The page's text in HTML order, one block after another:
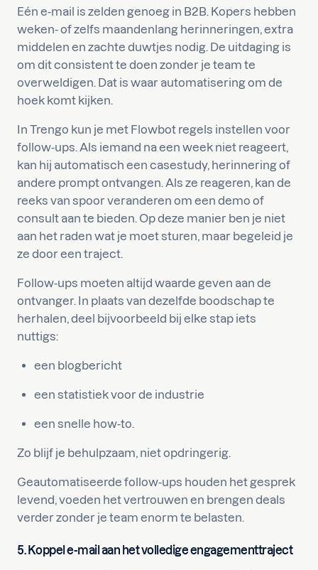
Eén e-mail is zelden genoeg in B2B. Kopers hebben
weken- of zelfs maandenlang herinneringen, extra
middelen en zachte duwtjes nodig. De uitdaging is
om dit consistent te doen zonder je team te
overweldigen. Dat is waar automatisering om de
hoek komt kijken.
In Trengo kun je met Flowbot regels instellen voor
follow-ups. Als iemand na een week niet reageert,
kan hij automatisch een casestudy, herinnering of
andere prompt ontvangen. Als ze reageren, kan de
reeks van spoor veranderen om een demo of
consult aan te bieden. Op deze manier ben je niet
aan het raden wat je moet sturen, maar begeleid je
ze door een traject.
Follow-ups moeten altijd waarde geven aan de
ontvanger. In plaats van dezelfde boodschap te
herhalen, deel bijvoorbeeld bij elke stap iets
nuttigs:
een blogbericht
een statistiek voor de industrie
een snelle how-to.
Zo blijf je behulpzaam, niet opdringerig.
Geautomatiseerde follow-ups houden het gesprek
levend, voeden het vertrouwen en brengen deals
verder zonder je team enorm te belasten.
5. Koppel e-mail aan het volledige engagementtraject